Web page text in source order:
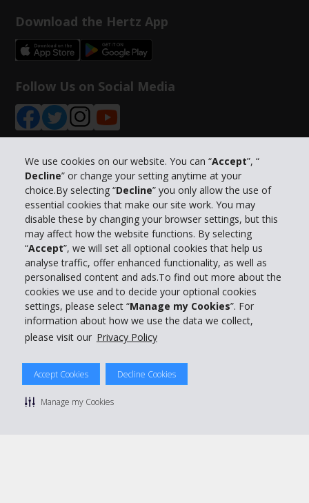
We use cookies on our website. You can “Accept”, “
Decline” or change your setting anytime at your
choice.By selecting “Decline” you only allow the use of
essential cookies that make our site work. You may
disable these by changing your browser settings, but this
may affect how the website functions. By selecting
“Accept”, we will set all optional cookies that help us
analyse traffic, offer enhanced functionality, as well as
personalised content and ads.To find out more about the
cookies we use and to decide your optional cookies
settings, please select “Manage my Cookies”. For
information about how we use the data we collect,
please visit our Privacy Policy
Accept Cookies Decline Cookies
Manage my Cookies
Download the Hertz App
Follow Us on Social Media
Info su Hertz
Business
Customer Service
Prenota con Hertz
© 2026 The Hertz System, Inc.
Privacy Policy | Condizioni di Utilizzo |
Manage cookie preferences